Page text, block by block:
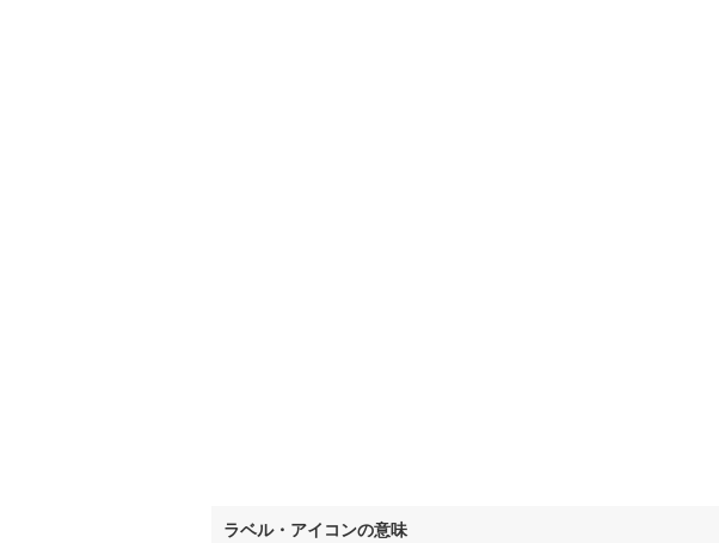
ラベル・アイコンの意味